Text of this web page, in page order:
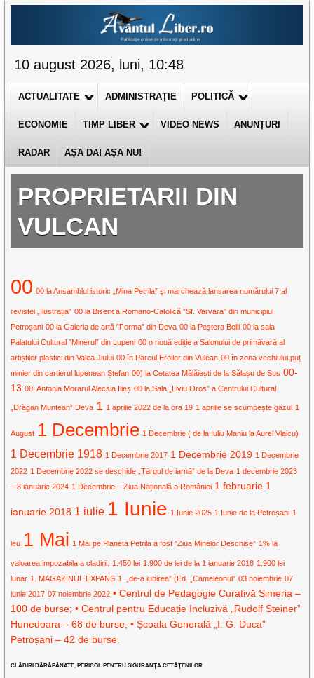
10 august 2026, luni, 10:48
ACTUALITATE ADMINISTRAȚIE POLITICĂ
ECONOMIE TIMP LIBER VIDEO NEWS ANUNȚURI
RADAR AȘA DA! AȘA NU!
PROPRIETARII DIN
VULCAN
00 00 la Ansamblul istoric „Mina Petrila” și marchează lansarea numărului 7 al
revistei „Ilustrația” 00 la Biserica Romano-Catolică ”Sf. Varvara” din municipiul
Petroșani 00 la Galeria de artă ”Forma” din Deva 00 la Peștera Bolii 00 la sala
Palatului Cultural ”Minerul” din Lupeni 00 o nouă ediție a Salonului de primăvară al
artiștilor plastici din Valea Jiului 00 în Parcul Eroilor din Vulcan 00 în zona vechiului puț
minier din cartierul lupenean Ștefan 00) la Cetatea Mălăiești de la Sălașu de Sus 00-
13 00; Antonia Morarul Alecsia Ilieș 00 la Sala „Liviu Oros” a Centrului Cultural
„Drăgan Muntean” Deva 1 1 aprilie 2022 de la ora 19 1 aprilie se scumpește gazul 1
August 1 Decembrie 1 Decembrie ( de la Iuliu Maniu la Aurel Vlaicu)
1 Decembrie 1918 1 Decembrie 2017 1 Decembrie 2019 1 Decembrie
2022 1 Decembrie 2022 se deschide „Târgul de iarnă” de la Deva 1 decembrie 2023
– 8 ianuarie 2024 1 Decembrie – Ziua Națională a României 1 februarie 1
ianuarie 2018 1 iulie 1 Iunie 1 Iunie 2025 1 Iunie de la Petroșani 1
leu 1 Mai 1 Mai pe Planeta Petrila a fost ”Ziua Minelor Deschise” 1% la
valoarea impozabila a cladirii. 1.450 lei 1.900 de lei de la 1 ianuarie 2018 1.900 lei
lunar 1. MAGAZINUL EXPANS 1. „de-a iubirea” (Ed. „Cameleonul” 03 noiembrie 07
iunie 2017 07 noiembrie 2022 • Centrul de Pedagogie Curativă Simeria –
100 de burse; • Centrul pentru Educație Incluzivă „Rudolf Steiner”
Hunedoara – 68 de burse; • Școala Generală „I. G. Duca”
Petroșani – 42 de burse.
CLĂDIRI DĂRĂPĂNATE, PERICOL PENTRU SIGURANŢA CETĂŢENILOR